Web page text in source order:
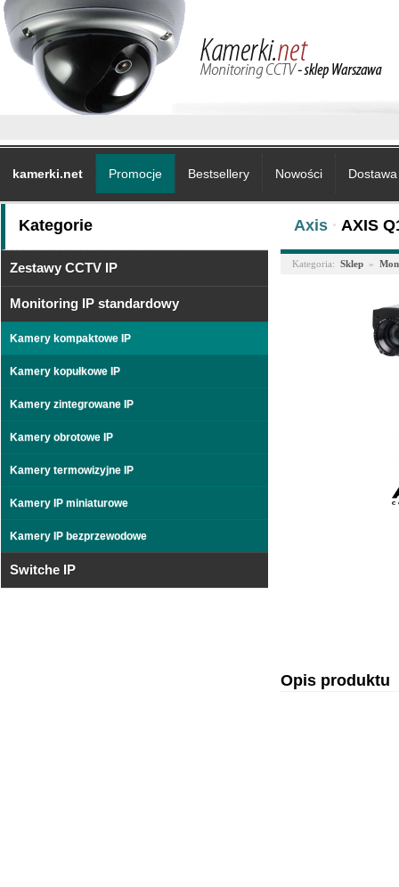
kamerki.net Promocje Bestsellery Nowości
Kategorie
Zestawy CCTV IP
Monitoring IP standardowy
Kamery kompaktowe IP
Kamery kopułkowe IP
Kamery zintegrowane IP
Kamery obrotowe IP
Kamery termowizyjne IP
Kamery IP miniaturowe
Kamery IP bezprzewodowe
Switche IP
Axis · AXIS
Kategoria: Sklep »
Opis produktu